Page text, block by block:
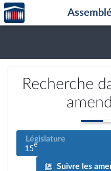
Aller au contenu
Aller en bas de la page
Accèder
à la
page
Recherche
Législature
15e
Suivre les